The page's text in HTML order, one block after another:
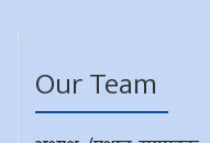
Our Team